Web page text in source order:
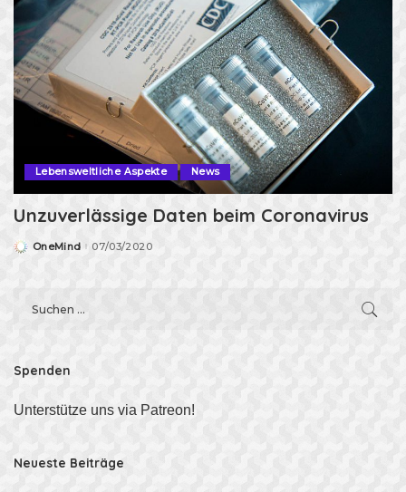
Lebensweltliche Aspekte News
Unzuverlässige Daten beim Coronavirus
PostedOneMind 07/03/2020
Spenden
Unterstütze uns via Patreon!
Neueste Beiträge